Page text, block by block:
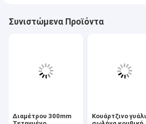
Συνιστώμενα Προϊόντα
Διαμέτρου 300mm
Κουάρτζινο